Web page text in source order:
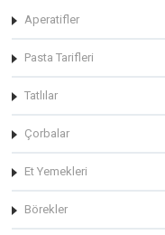
Aperatifler
Pasta Tarifleri
Tatlılar
Çorbalar
Et Yemekleri
Börekler